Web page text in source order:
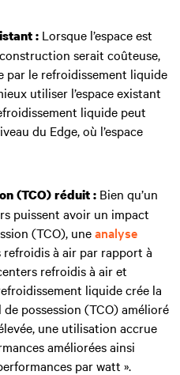
: Lorsque l’espace est
serait coûteuse,
par le refroidissement liquide
utiliser l’espace existant
liquide peut
du Edge, où l’espace
(TCO) réduit : Bien qu’un
puissent avoir un impact
(TCO), uneanalyse
refroidis à air par rapport à
refroidis à air et
liquide crée la
possession (TCO) amélioré
une utilisation accrue
améliorées ainsi
par watt ».